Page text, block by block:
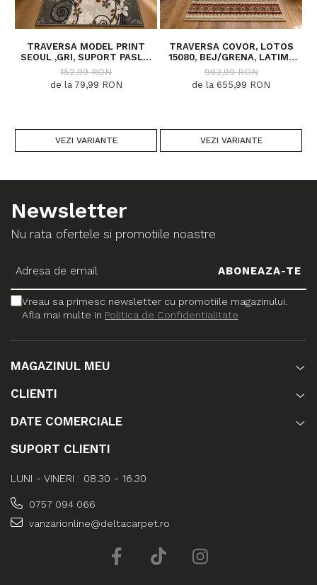
TRAVERSA MODEL PRINT
SEOUL ,GRI, SUPORT PASLA,
LATIME 100 CM, 820 GR/MP
152,99 RON
de la 79,99 RON
VEZI VARIANTE
TRAVERSA COVOR, LOTOS
15080, BEJ/GRENA, LATIME
200 CM, DIVERSE LUNGIMI
983,99 RON
de la 655,99 RON
VEZI VARIANTE
Newsletter
Nu rata ofertele si promotiile noastre
Vreau sa primesc newsletter cu promotiile magazinului.
Afla mai multe in Politica de Confidentialitate
MAGAZINUL MEU
CLIENTI
DATE COMERCIALE
SUPORT CLIENTI
LUNI - VINERI : 08.30 - 16.30
0757 094 066
vanzarionline@deltacarpet.ro